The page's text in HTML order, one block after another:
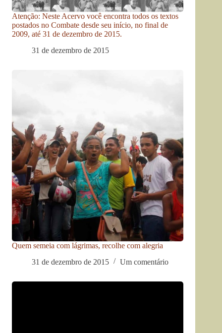
Atenção: Neste Acervo você encontra todos os textos
postados no Combate desde seu início, no final de
2009, até 31 de dezembro de 2015.
31 de dezembro de 2015
Quem semeia com lágrimas, recolhe com alegria
31 de dezembro de 2015
Um comentário